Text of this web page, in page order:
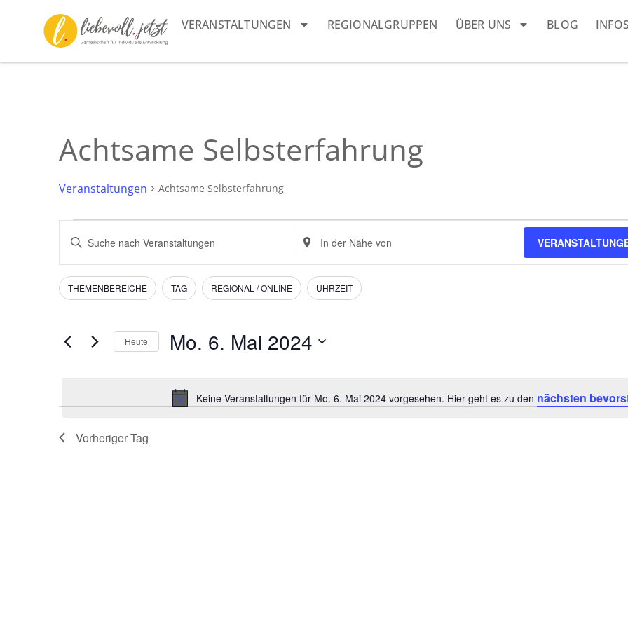
VERANSTALTUNGEN REGIONALGRUPPEN ÜBER UNS BLOG INFOS
Achtsame Selbsterfahrung
Veranstaltungen Achtsame Selbsterfahrung
Hinweis
Keine Veranstaltungen für Mo. 6. Mai 2024 vorgesehen. Hier geht es zu den nächsten
Veranstaltungen
Suche
und
Navigation
Bitte
Schlüsselwort
Suche
nach
Veranstaltungen
Schlüsselwort.
Standort
eingeben.
Suche
nach
Veranstaltungen.
Filter
Das
Ändern
Formular-
Eingabefelder
Veranstaltungen
THEMENBEREICHE TAG REGIONAL / ONLINE UHRZEIT
Heute Mo. 6. Mai 2024
Vorheriger Tag